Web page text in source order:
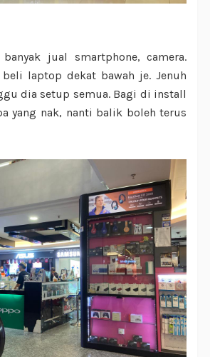
jual smartphone, camera.
beli laptop dekat bawah je. Jenuh
dia setup semua. Bagi di install
yang nak, nanti balik boleh terus